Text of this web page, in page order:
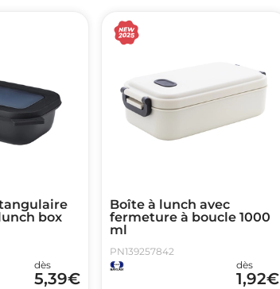
box
dès
5,39€
Boîte à lunch avec
fermeture à boucle 1000
ml
PN139257842
dès
1,92€